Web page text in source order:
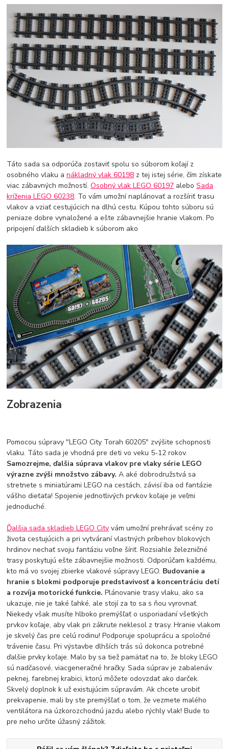
Táto sada sa odporúča zostaviť spolu so súborom koľají z
osobného vlaku anákladný vlak 60198 z tej istej série, čím získate
viac zábavných možností.Osobný vlak LEGO 60197 aleboSada
kríženia LEGO 60238. To vám umožní naplánovať a rozšíriť trasu
vlakov a vziať cestujúcich na dlhú cestu. Kúpou tohto súboru sú
peniaze dobre vynaložené a ešte zábavnejšie hranie vlakom. Po
pripojení ďalších skladieb k súborom ako
Zobrazenia
Pomocou súpravy "LEGO City Torah 60205" zvýšite schopnosti
vlaku. Táto sada je vhodná pre deti vo veku 5-12 rokov.
Samozrejme, ďalšia súprava vlakov pre vlaky série LEGO
výrazne zvýši množstvo zábavy.A aké dobrodružstvá sa
stretnete s miniatúrami LEGO na cestách, závisí iba od fantázie
vášho dieťaťa! Spojenie jednotlivých prvkov koľaje je veľmi
jednoduché.
Ďalšia sada skladieb LEGO City vám umožní prehrávať scény zo
života cestujúcich a pri vytváraní vlastných príbehov blokových
hrdinov nechať svoju fantáziu voľne šíriť. Rozsiahle železničné
trasy poskytujú ešte zábavnejšie možnosti. Odporúčam každému,
kto má vo svojej zbierke vlakové súpravy LEGO. Budovanie a
hranie s blokmi podporuje predstavivosť a koncentráciu detí
a rozvíja motorické funkcie.Plánovanie trasy vlaku, ako sa
ukazuje, nie je také ľahké, ale stojí za to sa s ňou vyrovnať.
Niekedy však musíte hlboko premýšľať o usporiadaní všetkých
prvkov koľaje, aby vlak pri zákrute neklesol z trasy. Hranie vlakom
je skvelý čas pre celú rodinu! Podporuje spoluprácu a spoločné
trávenie času. Pri výstavbe dlhších trás sú dokonca potrebné
ďalšie prvky koľaje. Malo by sa tiež pamätať na to, že bloky LEGO
sú nadčasové, viacgeneračné hračky. Sada súprav je zabalenáv
peknej, farebnej krabici, ktorú môžete odovzdať ako darček.
Skvelý doplnok k už existujúcim súpravám. Ak chcete urobiť
prekvapenie, mali by ste premýšľať o tom, že vezmete malého
ventilátora na úzkorozchodnú jazdu alebo rýchly vlak! Bude to
pre neho určite úžasný zážitok.